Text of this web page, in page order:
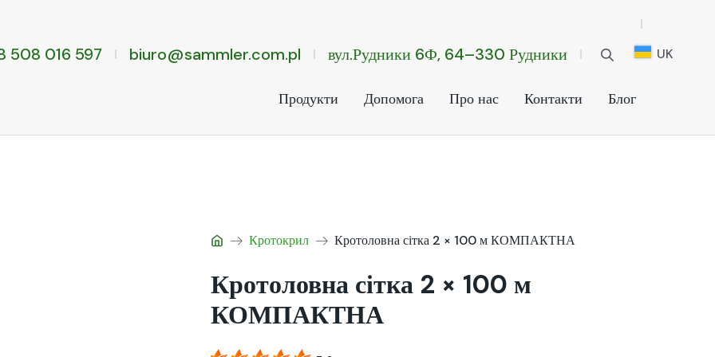
508 016 597 biuro@sammler.com.pl вул.Рудники 6Ф, 64–330 Рудники UK
Продукти Допомога Про нас Контакти Блог
Кротокрил Кротоловна сітка 2 × 100 м КОМПАКТНА
Кротоловна сітка 2 × 100 м
КОМПАКТНА